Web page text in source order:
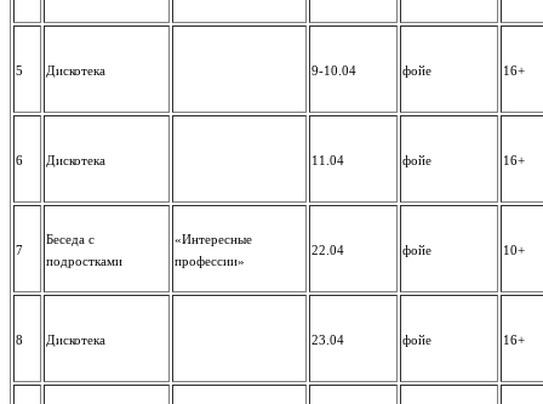
5 Дискотека 9-10.04 фойе 16+
6 Дискотека 11.04 фойе 16+
7
Беседа с
подростками
«Интересные
профессии»
22.04 фойе 10+
8 Дискотека 23.04 фойе 16+